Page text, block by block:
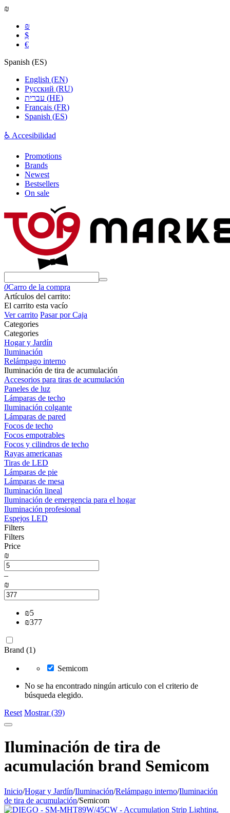
₪
₪
$
€
Spanish (ES)
English (EN)
Русский (RU)
(HE)
Français (FR)
Spanish (ES)
♿ Accesibilidad
Promotions
Brands
Newest
Bestsellers
On sale
0Carro de la compra
Artículos del carrito:
El carrito esta vacío
Ver carrito Pasar por Caja
Сategories
Сategories
Hogar y Jardín
Iluminación
Relámpago interno
Iluminación de tira de acumulación
Accesorios para tiras de acumulación
Paneles de luz
Lámparas de techo
Iluminación colgante
Lámparas de pared
Focos de techo
Focos empotrables
Focos y cilindros de techo
Rayas americanas
Tiras de LED
Lámparas de pie
Lámparas de mesa
Iluminación lineal
Iluminación de emergencia para el hogar
Iluminación profesional
Espejos LED
Filters
Filters
Price
₪
–
₪
₪5
₪377
Brand (1)
Semicom
No se ha encontrado ningún articulo con el criterio de
búsqueda elegido.
Reset Mostrar (39)
Iluminación de tira de
acumulación brand Semicom
Inicio/Hogar y Jardín/Iluminación/Relámpago interno/Iluminación
de tira de acumulación/Semicom